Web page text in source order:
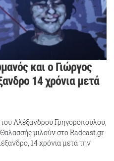
και ο Γιώργος
14 χρόνια μετά
Αλέξανδρου Γρηγορόπουλου,
μιλούν στο Radcast.gr
14 χρόνια μετά την